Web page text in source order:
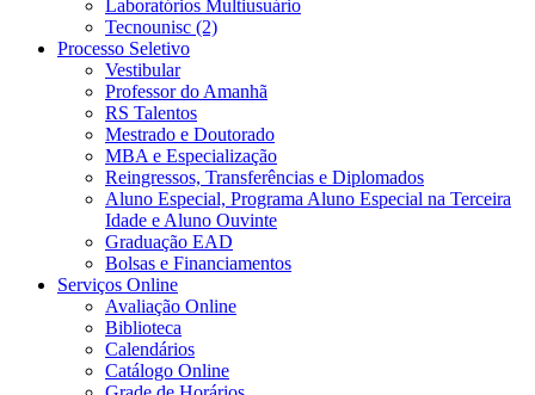
Laboratórios Multiusuário
Tecnounisc (2)
Processo Seletivo
Vestibular
Professor do Amanhã
RS Talentos
Mestrado e Doutorado
MBA e Especialização
Reingressos, Transferências e Diplomados
Aluno Especial, Programa Aluno Especial na Terceira
Idade e Aluno Ouvinte
Graduação EAD
Bolsas e Financiamentos
Serviços Online
Avaliação Online
Biblioteca
Calendários
Catálogo Online